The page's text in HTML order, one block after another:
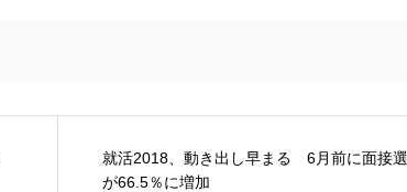
就活2018、動き出し早まる 6月前に面接
が66.5％に増加